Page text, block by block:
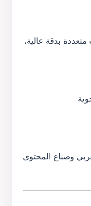
بدقة عالية،
وصناع المحتوى